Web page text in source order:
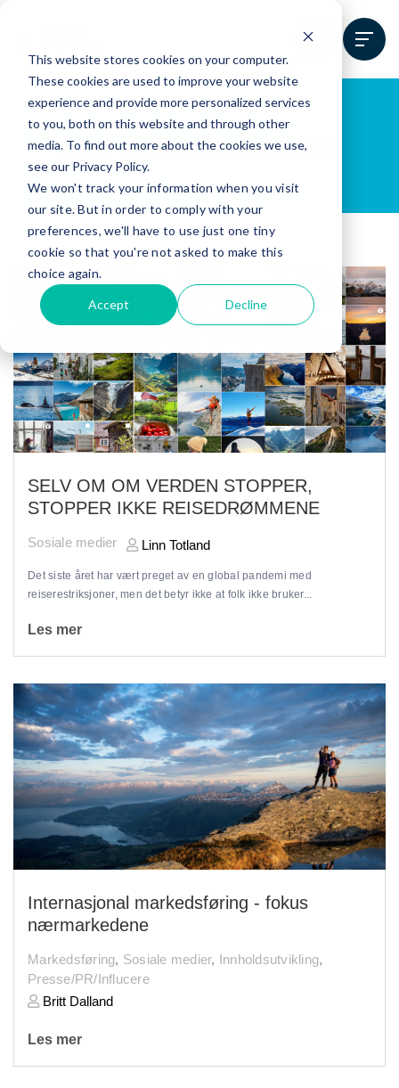
This website stores cookies on your computer.
These cookies are used to improve your website
experience and provide more personalized services
to you, both on this website and through other
media. To find out more about the cookies we use,
see our Privacy Policy.
We won't track your information when you visit
our site. But in order to comply with your
preferences, we'll have to use just one tiny
cookie so that you're not asked to make this
choice again.
Accept Decline
Fjord Norges bransjeblogg
SELV OM OM VERDEN STOPPER,
STOPPER IKKE REISEDRØMMENE
Sosiale medier Linn Totland
Det siste året har vært preget av en global pandemi med
reiserestriksjoner, men det betyr ikke at folk ikke bruker...
Les mer
Internasjonal markedsføring - fokus
nærmarkedene
Markedsføring, Sosiale medier, Innholdsutvikling,
Presse/PR/Influcere
Britt Dalland
Les mer